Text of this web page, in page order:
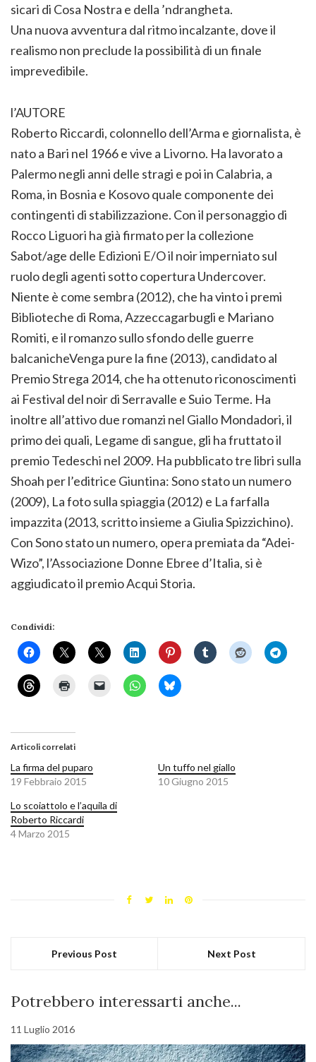
sicari di Cosa Nostra e della ’ndrangheta.
Una nuova avventura dal ritmo incalzante, dove il
realismo non preclude la possibilità di un finale
imprevedibile.
l’AUTORE
Roberto Riccardi, colonnello dell’Arma e giornalista, è
nato a Bari nel 1966 e vive a Livorno. Ha lavorato a
Palermo negli anni delle stragi e poi in Calabria, a
Roma, in Bosnia e Kosovo quale componente dei
contingenti di stabilizzazione. Con il personaggio di
Rocco Liguori ha già firmato per la collezione
Sabot/age delle Edizioni E/O il noir imperniato sul
ruolo degli agenti sotto copertura Undercover.
Niente è come sembra (2012), che ha vinto i premi
Biblioteche di Roma, Azzeccagarbugli e Mariano
Romiti, e il romanzo sullo sfondo delle guerre
balcanicheVenga pure la fine (2013), candidato al
Premio Strega 2014, che ha ottenuto riconoscimenti
ai Festival del noir di Serravalle e Suio Terme. Ha
inoltre all’attivo due romanzi nel Giallo Mondadori, il
primo dei quali, Legame di sangue, gli ha fruttato il
premio Tedeschi nel 2009. Ha pubblicato tre libri sulla
Shoah per l’editrice Giuntina: Sono stato un numero
(2009), La foto sulla spiaggia (2012) e La farfalla
impazzita (2013, scritto insieme a Giulia Spizzichino).
Con Sono stato un numero, opera premiata da “Adei-
Wizo”, l’Associazione Donne Ebree d’Italia, si è
aggiudicato il premio Acqui Storia.
Condividi:
Articoli correlati
La firma del puparo
19 Febbraio 2015
Un tuffo nel giallo
10 Giugno 2015
Lo scoiattolo e l’aquila di
Roberto Riccardi
4 Marzo 2015
Previous Post Next Post
Potrebbero interessarti anche...
11 Luglio 2016